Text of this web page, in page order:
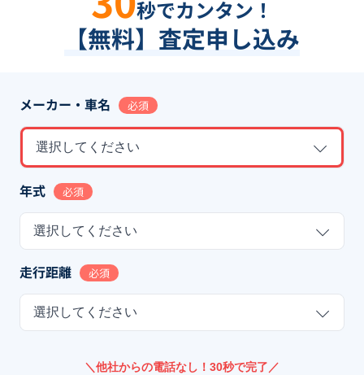
秒でカンタン！
【無料】査定申し込み
メーカー・車名 必須
選択してください
年式 必須
選択してください
走行距離 必須
選択してください
＼他社からの電話なし！30秒で完了／